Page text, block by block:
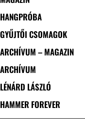
HANGPRÓBA
GYŰJTŐI CSOMAGOK
ARCHÍVUM – MAGAZIN
ARCHÍVUM
LÉNÁRD LÁSZLÓ
HAMMER FOREVER